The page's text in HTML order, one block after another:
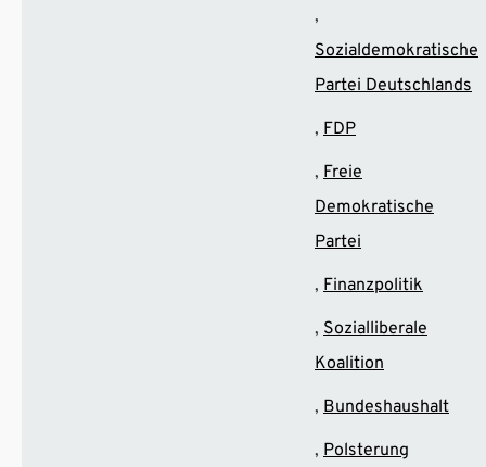
Sozialdemokratische
Partei Deutschlands
FDP
Freie
Demokratische
Partei
Finanzpolitik
Sozialliberale
Koalition
Bundeshaushalt
Polsterung